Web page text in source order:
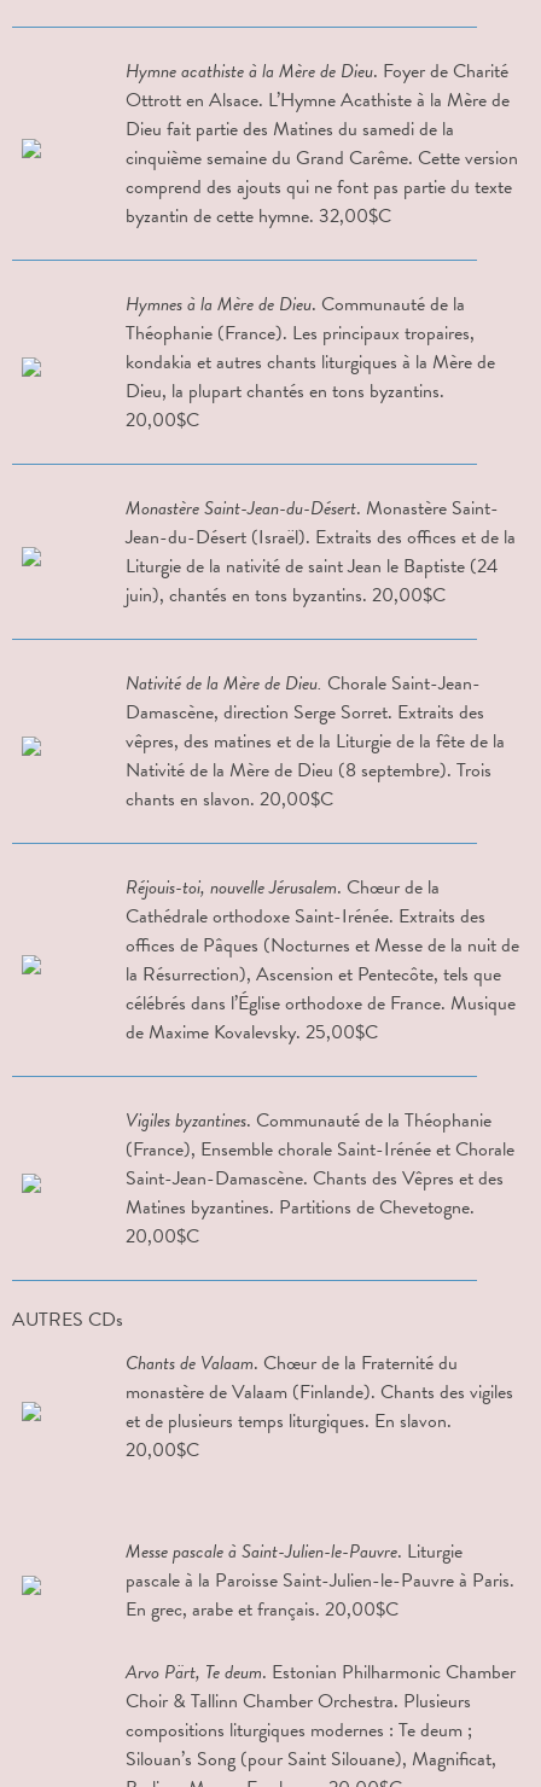
Hymne acathiste à la Mère de Dieu. Foyer de Charité
Ottrott en Alsace. L’Hymne Acathiste à la Mère de
Dieu fait partie des Matines du samedi de la
cinquième semaine du Grand Carême. Cette version
comprend des ajouts qui ne font pas partie du texte
byzantin de cette hymne. 32,00$C
Hymnes à la Mère de Dieu. Communauté de la
Théophanie (France). Les principaux tropaires,
kondakia et autres chants liturgiques à la Mère de
Dieu, la plupart chantés en tons byzantins.
20,00$C
Monastère Saint-Jean-du-Désert. Monastère Saint-
Jean-du-Désert (Israël). Extraits des offices et de la
Liturgie de la nativité de saint Jean le Baptiste (24
juin), chantés en tons byzantins. 20,00$C
Nativité de la Mère de Dieu. Chorale Saint-Jean-
Damascène, direction Serge Sorret. Extraits des
vêpres, des matines et de la Liturgie de la fête de la
Nativité de la Mère de Dieu (8 septembre). Trois
chants en slavon. 20,00$C
Réjouis-toi, nouvelle Jérusalem. Chœur de la
Cathédrale orthodoxe Saint-Irénée. Extraits des
offices de Pâques (Nocturnes et Messe de la nuit de
la Résurrection), Ascension et Pentecôte, tels que
célébrés dans l’Église orthodoxe de France. Musique
de Maxime Kovalevsky. 25,00$C
Vigiles byzantines. Communauté de la Théophanie
(France), Ensemble chorale Saint-Irénée et Chorale
Saint-Jean-Damascène. Chants des Vêpres et des
Matines byzantines. Partitions de Chevetogne.
20,00$C
AUTRES CDs
Chants de Valaam. Chœur de la Fraternité du
monastère de Valaam (Finlande). Chants des vigiles
et de plusieurs temps liturgiques. En slavon.
20,00$C
Messe pascale à Saint-Julien-le-Pauvre. Liturgie
pascale à la Paroisse Saint-Julien-le-Pauvre à Paris.
En grec, arabe et français. 20,00$C
Arvo Pärt, Te deum. Estonian Philharmonic Chamber
Choir & Tallinn Chamber Orchestra. Plusieurs
compositions liturgiques modernes : Te deum ;
Silouan’s Song (pour Saint Silouane), Magnificat,